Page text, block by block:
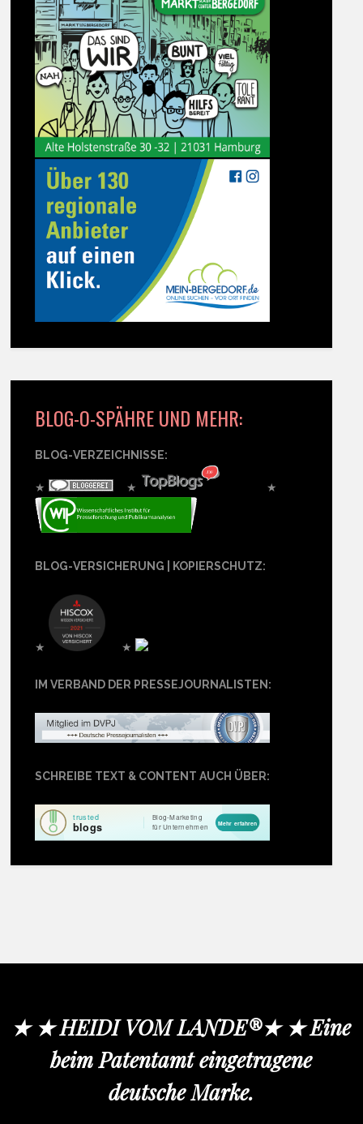
BLOG-O-SPÄHRE UND MEHR:
BLOG-VERZEICHNISSE:
★ ★ ★
BLOG-VERSICHERUNG | KOPIERSCHUTZ:
★ ★
IM VERBAND DER PRESSEJOURNALISTEN:
SCHREIBE TEXT & CONTENT AUCH ÜBER:
★ ★ HEIDI VOM LANDE®★ ★ Eine
beim Patentamt eingetragene
deutsche Marke.